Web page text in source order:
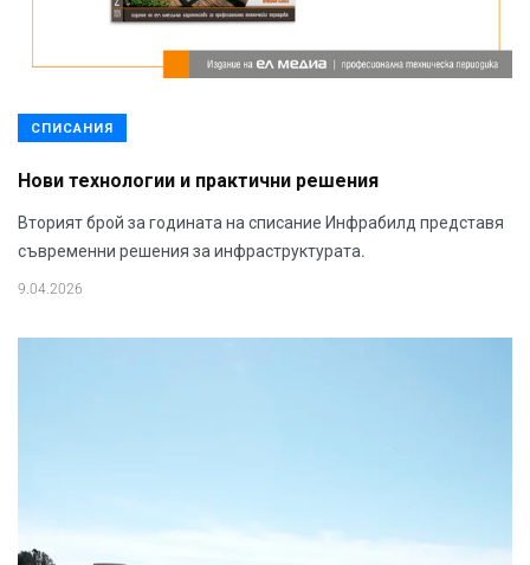
СПИСАНИЯ
Нови технологии и практични решения
Вторият брой за годината на списание Инфрабилд представя
съвременни решения за инфраструктурата.
9.04.2026